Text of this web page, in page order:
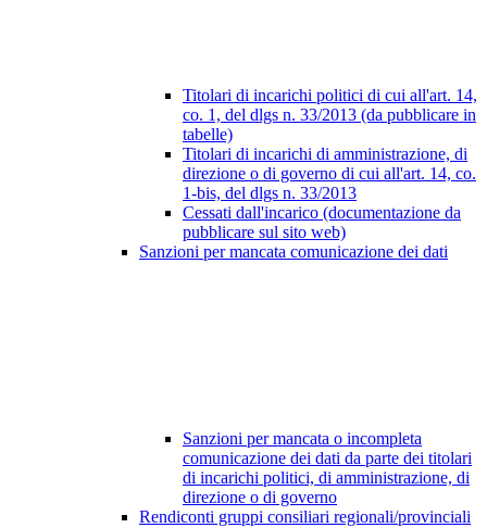
Titolari di incarichi politici di cui all'art. 14,
co. 1, del dlgs n. 33/2013 (da pubblicare in
tabelle)
Titolari di incarichi di amministrazione, di
direzione o di governo di cui all'art. 14, co.
1-bis, del dlgs n. 33/2013
Cessati dall'incarico (documentazione da
pubblicare sul sito web)
Sanzioni per mancata comunicazione dei dati
Sanzioni per mancata o incompleta
comunicazione dei dati da parte dei titolari
di incarichi politici, di amministrazione, di
direzione o di governo
Rendiconti gruppi consiliari regionali/provinciali